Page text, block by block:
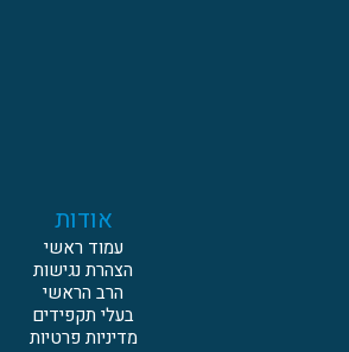
אודות
עמוד ראשי
הצהרת נגישות
הרב הראשי
בעלי תקפידים
מדיניות פרטיות